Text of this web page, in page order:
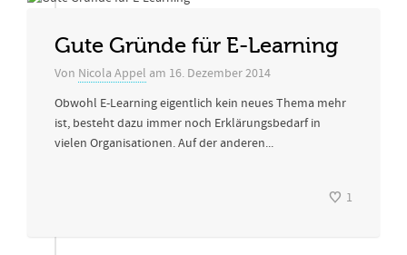
Gute Gründe für E-Learning
Von Nicola Appel am 16. Dezember 2014
Obwohl E-Learning eigentlich kein neues Thema mehr
ist, besteht dazu immer noch Erklärungsbedarf in
vielen Organisationen. Auf der anderen...
1